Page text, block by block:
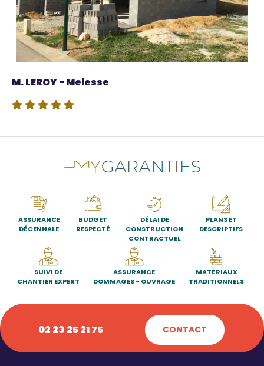
Source
M. LEROY - Melesse
ASSURANCE
DÉCENNALE
BUDGET
RESPECTÉ
DÉLAI DE
CONSTRUCTION
CONTRACTUEL
PLANS ET
DESCRIPTIFS
SUIVI DE
CHANTIER EXPERT
ASSURANCE
DOMMAGES - OUVRAGE
MATÉRIAUX
TRADITIONNELS
02 23 25 21 75 CONTACT